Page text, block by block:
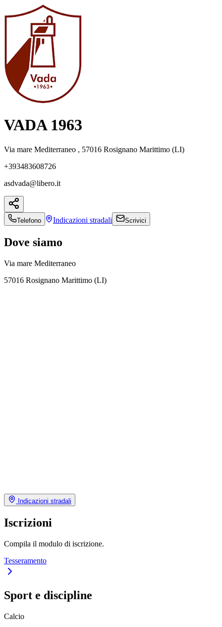
VADA 1963
Via mare Mediterraneo , 57016 Rosignano Marittimo (LI)
+393483608726
asdvada@libero.it
Telefono Indicazioni stradali Scrivici
Dove siamo
Via mare Mediterraneo
57016 Rosignano Marittimo (LI)
Indicazioni stradali
Iscrizioni
Compila il modulo di iscrizione.
Tesseramento
Sport e discipline
Calcio